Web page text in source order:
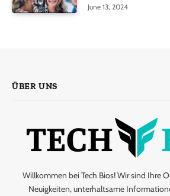
June 13, 2024
ÜBER UNS
Willkommen bei Tech Bios! Wir sind Ihre
Neuigkeiten, unterhaltsame